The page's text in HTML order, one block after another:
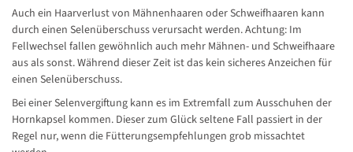
Auch ein Haarverlust von Mähnenhaaren oder Schweifhaaren kann
durch einen Selenüberschuss verursacht werden. Achtung: Im
Fellwechsel fallen gewöhnlich auch mehr Mähnen- und Schweifhaare
aus als sonst. Während dieser Zeit ist das kein sicheres Anzeichen für
einen Selenüberschuss.
Bei einer Selenvergiftung kann es im Extremfall zum Ausschuhen der
Hornkapsel kommen. Dieser zum Glück seltene Fall passiert in der
Regel nur, wenn die Fütterungsempfehlungen grob missachtet